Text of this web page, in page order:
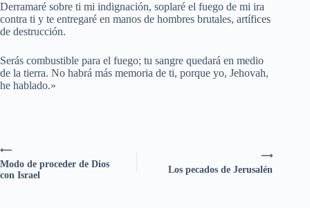
Derramaré sobre ti mi indignación, soplaré el fuego de mi ira
contra ti y te entregaré en manos de hombres brutales, artífices
de destrucción.
Serás combustible para el fuego; tu sangre quedará en medio
de la tierra. No habrá más memoria de ti, porque yo, Jehovah,
he hablado.»
⟶
Los pecados de Jerusalén
⟵
Modo de proceder de Dios
con Israel